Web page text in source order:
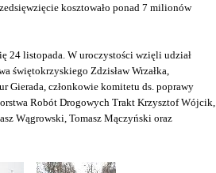
kosztowało ponad 7 milionów
24 listopada. W uroczystości wzięli udział
świętokrzyskiego Zdzisław Wrzałka,
Gierada, członkowie komitetu ds. poprawy
Robót Drogowych Trakt Krzysztof Wójcik,
Wągrowski, Tomasz Mączyński oraz